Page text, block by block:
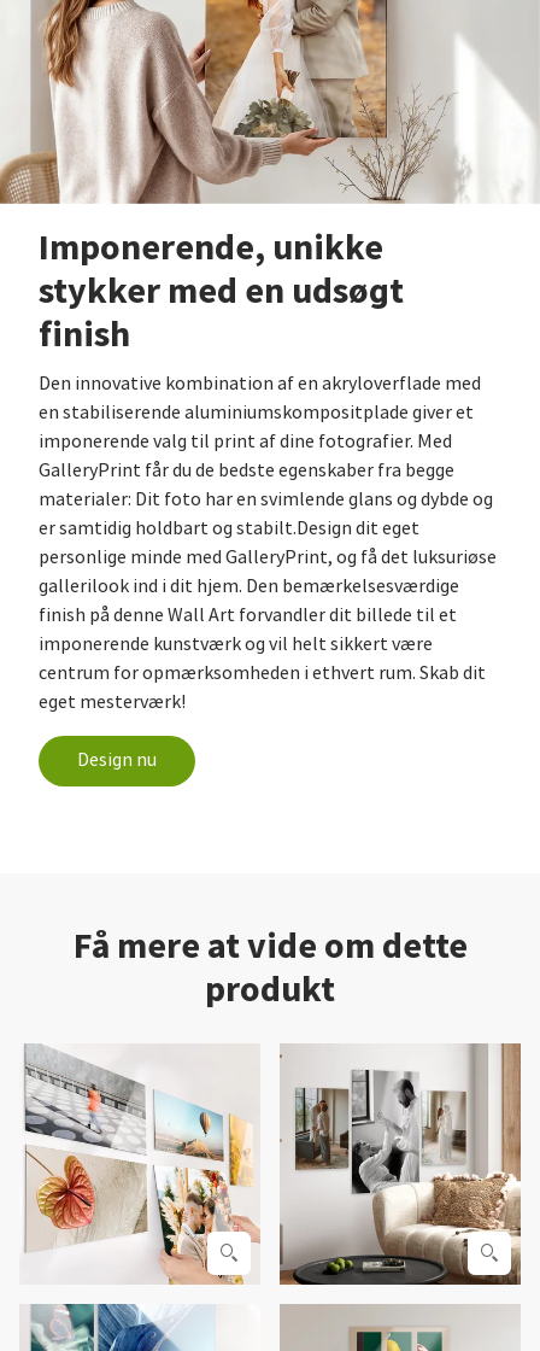
Imponerende, unikke
stykker med en udsøgt
finish
Den innovative kombination af en akryloverflade med
en stabiliserende aluminiumskompositplade giver et
imponerende valg til print af dine fotografier. Med
GalleryPrint får du de bedste egenskaber fra begge
materialer: Dit foto har en svimlende glans og dybde og
er samtidig holdbart og stabilt.Design dit eget
personlige minde med GalleryPrint, og få det luksuriøse
gallerilook ind i dit hjem. Den bemærkelsesværdige
finish på denne Wall Art forvandler dit billede til et
imponerende kunstværk og vil helt sikkert være
centrum for opmærksomheden i ethvert rum. Skab dit
eget mesterværk!
Design nu
Få mere at vide om dette
produkt